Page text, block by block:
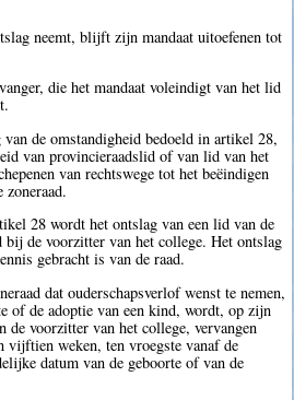
neemt, blijft zijn mandaat uitoefenen tot
die het mandaat voleindigt van het lid
de omstandigheid bedoeld in artikel 28,
van provincieraadslid of van lid van het
van rechtswege tot het beëindigen
zoneraad.
28 wordt het ontslag van een lid van de
de voorzitter van het college. Het ontslag
gebracht is van de raad.
dat ouderschapsverlof wenst te nemen,
of de adoptie van een kind, wordt, op zijn
voorzitter van het college, vervangen
vijftien weken, ten vroegste vanaf de
datum van de geboorte of van de